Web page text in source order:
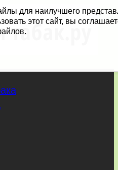
для наилучшего
этот сайт, вы